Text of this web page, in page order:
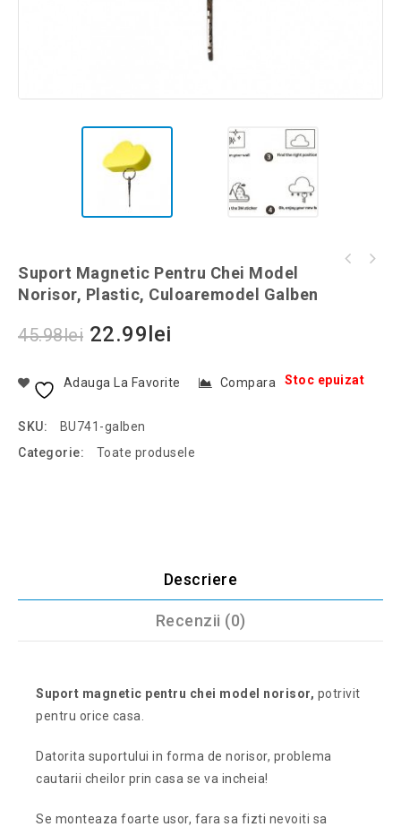
Suport Magnetic Pentru Chei Model
Norisor, Plastic, Culoaremodel Galben
45.98lei 22.99 lei
Stoc epuizat
Adauga La Favorite Compara
SKU:
BU741-galben
Categorie:
Toate produsele
Descriere
Recenzii (0)
Suport magnetic pentru chei model norisor, potrivit
pentru orice casa.
Datorita suportului in forma de norisor, problema
cautarii cheilor prin casa se va incheia!
Se monteaza foarte usor, fara sa fizti nevoiti sa